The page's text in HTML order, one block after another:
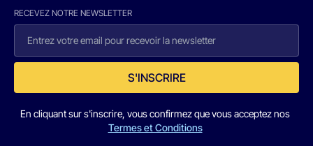
RECEVEZ NOTRE NEWSLETTER
S'INSCRIRE
En cliquant sur s'inscrire, vous confirmez que vous acceptez nos
Termes et Conditions